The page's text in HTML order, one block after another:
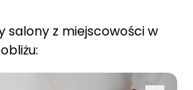
salony z miejscowości w